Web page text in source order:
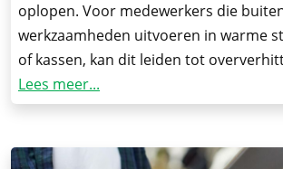
oplopen. Voor medewerkers die
werkzaamheden uitvoeren in warme
of kassen, kan dit leiden tot
Lees meer...